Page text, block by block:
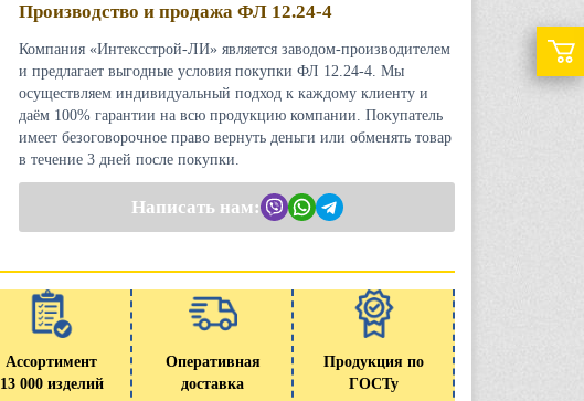
Производство и продажа ФЛ 12.24-4
Компания «Интексстрой-ЛИ» является заводом-производителем
и предлагает выгодные условия покупки ФЛ 12.24-4. Мы
осуществляем индивидуальный подход к каждому клиенту и
даём 100% гарантии на всю продукцию компании. Покупатель
имеет безоговорочное право вернуть деньги или обменять товар
в течение 3 дней после покупки.
Написать нам:
Ассортимент
13 000 изделий
Оперативная
доставка
Продукция по
ГОСТу